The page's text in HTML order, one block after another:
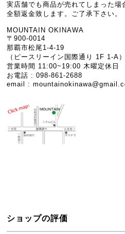
実店舗でも商品が売れてしまった場
全額返金致します。ご了承下さい。
MOUNTAIN OKINAWA
〒900-0014
那覇市松尾1-4-19
（ピースリーイン国際通り 1F 1-A）
営業時間 11:00~19:00 木曜定休日
お電話 : 098-861-2688
email :
ショップの評価